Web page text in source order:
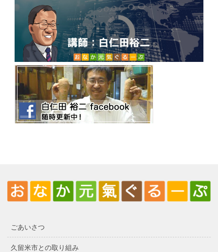
ごあいさつ
久留米市との取り組み